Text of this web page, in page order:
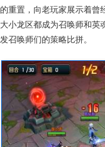
的重置，向老玩家展示着曾
大小龙区都成为召唤师和英
发召唤师们的策略比拼。